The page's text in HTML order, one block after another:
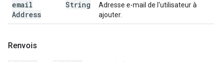
email
Address
String
Adresse e-mail de l'utilisateur à
ajouter.
Renvois